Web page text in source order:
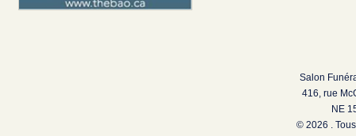
Salon
416, rue
NE
© 2026 .